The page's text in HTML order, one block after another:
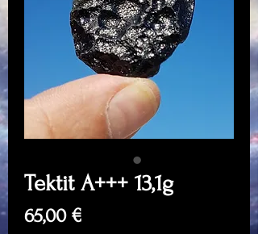
Tektit A+++ 13,1g
65,00 €